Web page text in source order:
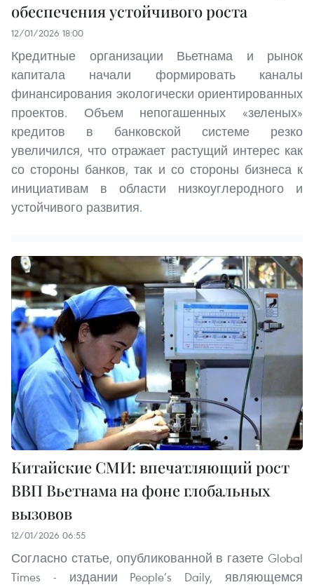
обеспечения устойчивого роста
12/01/2026 18:00
Кредитные организации Вьетнама и рынок
капитала начали формировать каналы
финансирования экологически ориентированных
проектов. Объем непогашенных «зеленых»
кредитов в банковской системе резко
увеличился, что отражает растущий интерес как
со стороны банков, так и со стороны бизнеса к
инициативам в области низкоуглеродного и
устойчивого развития.
Китайские СМИ: впечатляющий рост
ВВП Вьетнама на фоне глобальных
вызовов
12/01/2026 06:55
Согласно статье, опубликованной в газете Global
Times - издании People’s Daily, являющемся